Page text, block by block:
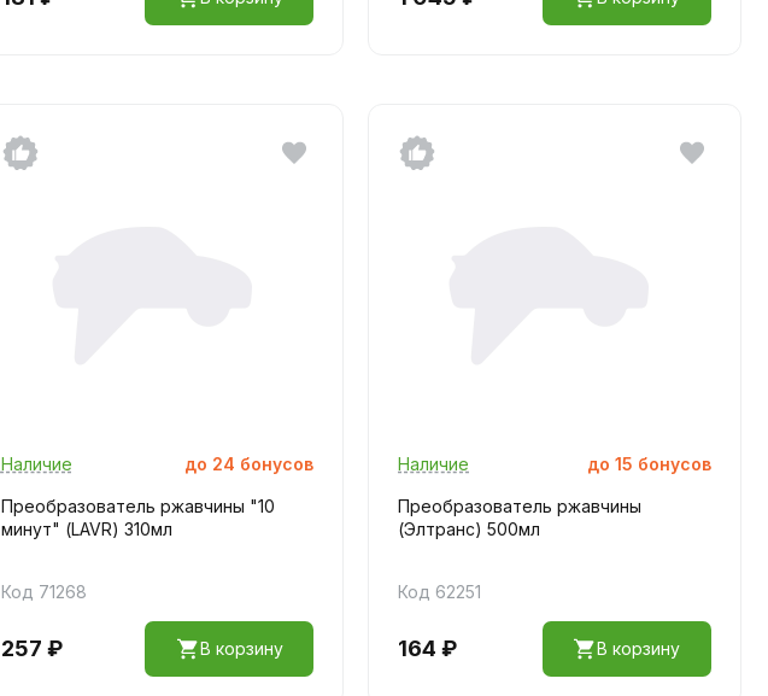
Наличие до 24 бонусов
Преобразователь ржавчины "10
минут" (LAVR) 310мл
Код 71268
257 ₽ В корзину
Наличие до 15 бонусов
Преобразователь ржавчины
(Элтранс) 500мл
Код 62251
164 ₽ В корзину